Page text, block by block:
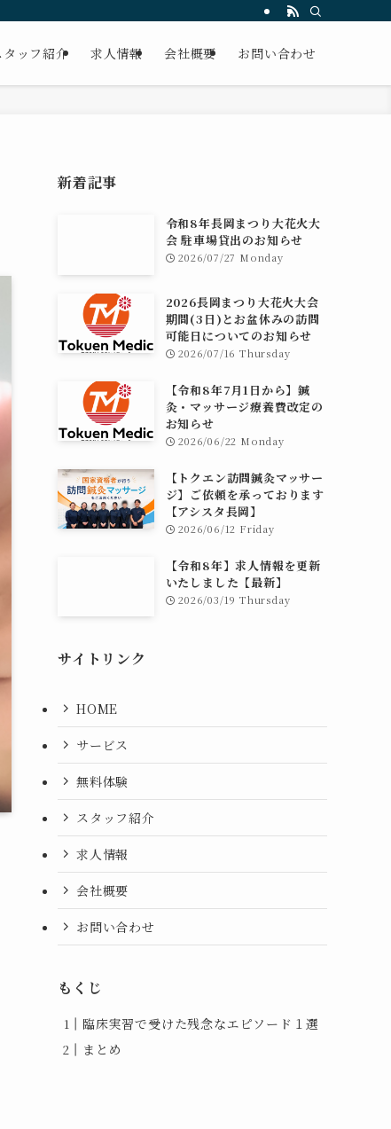
タッフ紹介 求人情報 会社概要 お問い合わせ
新着記事
令和8年長岡まつり大花火大
会 駐車場貸出のお知らせ
2026/07/27 Monday
2026長岡まつり大花火大会
期間(3日)とお盆休みの訪問
可能日についてのお知らせ
2026/07/16 Thursday
【令和8年7月1日から】鍼
灸・マッサージ療養費改定の
お知らせ
2026/06/22 Monday
【トクエン訪問鍼灸マッサー
ジ】ご依頼を承っております
【アシスタ長岡】
2026/06/12 Friday
【令和8年】求人情報を更新
いたしました【最新】
2026/03/19 Thursday
サイトリンク
HOME
サービス
無料体験
スタッフ紹介
求人情報
会社概要
お問い合わせ
もくじ
臨床実習で受けた残念なエピソード１選
まとめ